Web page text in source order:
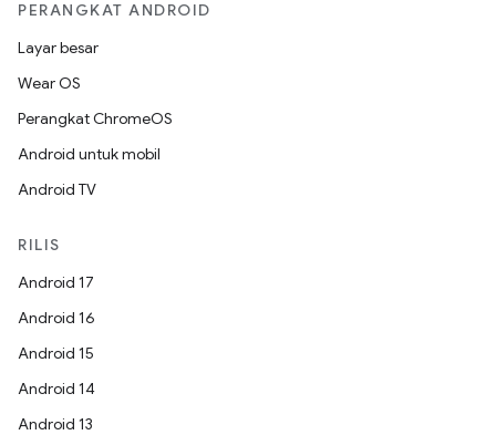
PERANGKAT ANDROID
Layar besar
Wear OS
Perangkat ChromeOS
Android untuk mobil
Android TV
RILIS
Android 17
Android 16
Android 15
Android 14
Android 13